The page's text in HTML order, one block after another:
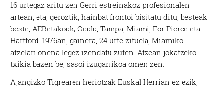
16 urtegaz aritu zen Gerri estreinakoz profesionalen
artean, eta, geroztik, hainbat frontoi bisitatu ditu; besteak
beste, AEBetakoak; Ocala, Tampa, Miami, For Pierce eta
Hartford. 1976an, gainera, 24 urte zituela, Miamiko
atzelari onena legez izendatu zuten. Atzean jokatzeko
txikia bazen be, sasoi izugarrikoa omen zen.
Ajangizko Tigrearen heriotzak Euskal Herrian ez ezik,